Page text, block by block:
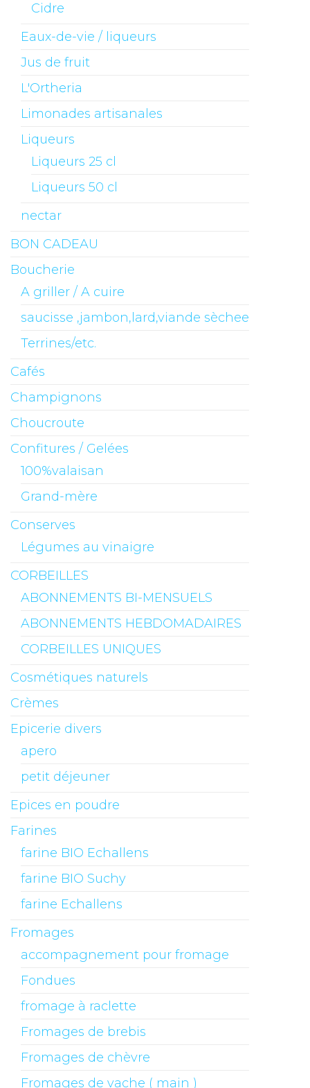
Cidre
Eaux-de-vie / liqueurs
Jus de fruit
L'Ortheria
Limonades artisanales
Liqueurs
Liqueurs 25 cl
Liqueurs 50 cl
nectar
BON CADEAU
Boucherie
A griller / A cuire
saucisse ,jambon,lard,viande sèchee
Terrines/etc.
Cafés
Champignons
Choucroute
Confitures / Gelées
100%valaisan
Grand-mère
Conserves
Légumes au vinaigre
CORBEILLES
ABONNEMENTS BI-MENSUELS
ABONNEMENTS HEBDOMADAIRES
CORBEILLES UNIQUES
Cosmétiques naturels
Crèmes
Epicerie divers
apero
petit déjeuner
Epices en poudre
Farines
farine BIO Echallens
farine BIO Suchy
farine Echallens
Fromages
accompagnement pour fromage
Fondues
fromage à raclette
Fromages de brebis
Fromages de chèvre
Fromages de vache ( main )